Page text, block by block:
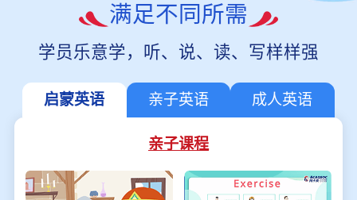
满足不同所需
学员乐意学，听、说、读、写样样强
启蒙英语 亲子英语 成人英语
亲子课程